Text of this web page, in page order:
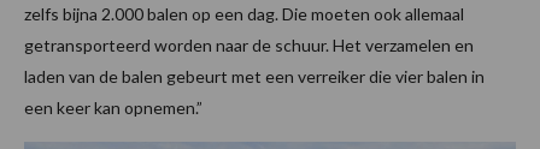
zelfs bijna 2.000 balen op een dag. Die moeten ook allemaal
getransporteerd worden naar de schuur. Het verzamelen en
laden van de balen gebeurt met een verreiker die vier balen in
een keer kan opnemen.”